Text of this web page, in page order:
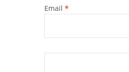
Email *